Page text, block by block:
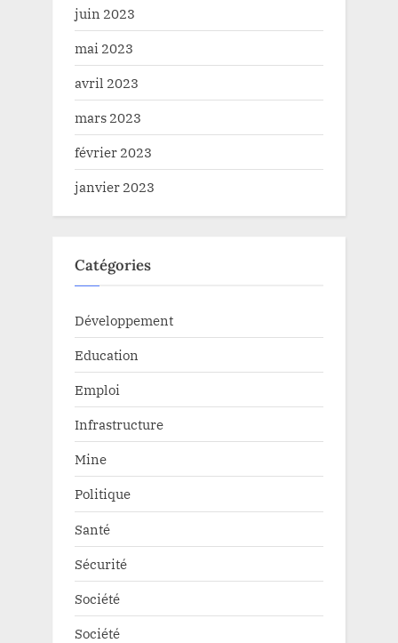
juin 2023
mai 2023
avril 2023
mars 2023
février 2023
janvier 2023
Catégories
Développement
Education
Emploi
Infrastructure
Mine
Politique
Santé
Sécurité
Société
Société